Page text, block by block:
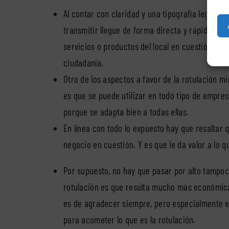
Al contar con claridad y una tipografía legible,
transmitir llegue de forma directa y rápida. De
servicios o productos del local en cuestión
ciudadanía.
Otro de los aspectos a favor de la rotulación
es que se puede utilizar en todo tipo de
porque se adapta bien a todas ellas.
En línea con todo lo expuesto hay que
negocio en cuestión. Y es que le da valor a lo
Por supuesto, no hay que pasar por alto
rotulación es que resulta mucho más
es de agradecer siempre, pero especialmente
para acometer lo que es la rotulación.